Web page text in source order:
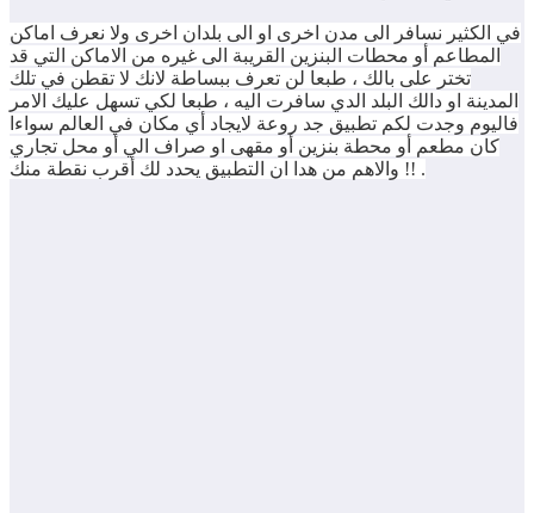
في الكثير نسافر الى مدن اخرى او الى بلدان اخرى ولا نعرف اماكن
المطاعم أو محطات البنزين القريبة الى غيره من الاماكن التي قد
تختر على بالك ، طبعا لن تعرف ببساطة لانك لا تقطن في تلك
المدينة او دالك البلد الدي سافرت اليه ، طبعا لكي تسهل عليك الامر
فاليوم وجدت لكم تطبيق جد روعة لايجاد أي مكان في العالم سواءا
كان مطعم أو محطة بنزين أو مقهى او صراف الي أو محل تجاري
والاهم من هدا ان التطبيق يحدد لك أقرب نقطة منك !! .